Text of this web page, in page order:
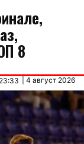
8
| 4 август 2026